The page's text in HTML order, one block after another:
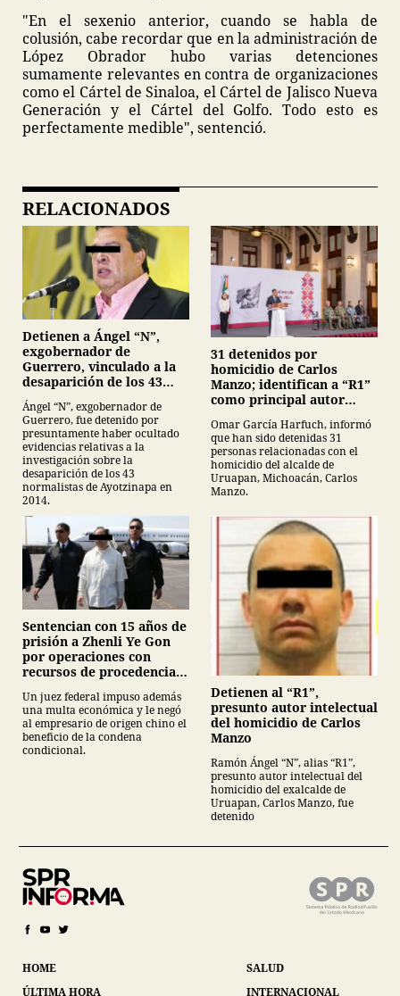
"En el sexenio anterior, cuando se habla de
colusión, cabe recordar que en la administración de
López Obrador hubo varias detenciones
sumamente relevantes en contra de organizaciones
como el Cártel de Sinaloa, el Cártel de Jalisco Nueva
Generación y el Cártel del Golfo. Todo esto es
perfectamente medible", sentenció.
RELACIONADOS
Detienen a Ángel “N”,
exgobernador de
Guerrero, vinculado a la
desaparición de los 43
normalistas de
Ayotzinapa
Ángel “N”, exgobernador de
Guerrero, fue detenido por
presuntamente haber ocultado
evidencias relativas a la
investigación sobre la
desaparición de los 43
normalistas de Ayotzinapa en
2014.
31 detenidos por
homicidio de Carlos
Manzo; identifican a “R1”
como principal autor
Omar García Harfuch, informó
que han sido detenidas 31
personas relacionadas con el
homicidio del alcalde de
Uruapan, Michoacán, Carlos
Manzo.
Sentencian con 15 años de
prisión a Zhenli Ye Gon
por operaciones con
recursos de procedencia
Un juez federal impuso además
una multa económica y le negó
al empresario de origen chino el
beneficio de la condena
condicional.
Detienen al “R1”,
presunto autor intelectual
del homicidio de Carlos
Manzo
Ramón Ángel “N”, alias “R1”,
presunto autor intelectual del
homicidio del exalcalde de
Uruapan, Carlos Manzo, fue
detenido
HOME
ÚLTIMA HORA
SALUD
INTERNACIONAL